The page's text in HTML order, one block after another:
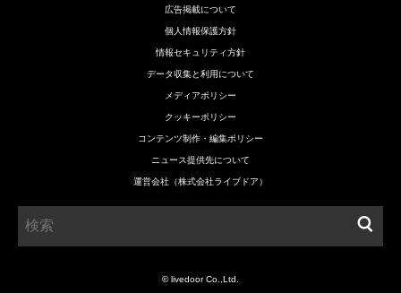
広告掲載について
個人情報保護方針
情報セキュリティ方針
データ収集と利用について
メディアポリシー
クッキーポリシー
コンテンツ制作・編集ポリシー
ニュース提供先について
運営会社（株式会社ライブドア）
© livedoor Co.,Ltd.